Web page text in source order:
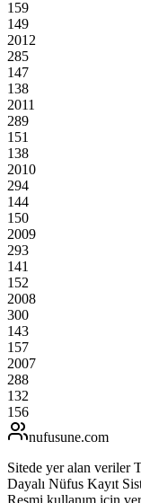
159
149
2012
285
147
138
2011
289
151
138
2010
294
144
150
2009
293
141
152
2008
300
143
157
2007
288
132
156
nufusune.com
Sitede yer alan veriler
Dayalı Nüfus Kayıt
Resmi kullanım için